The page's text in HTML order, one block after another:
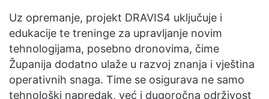
Uz opremanje, projekt DRAVIS4 uključuje i
edukacije te treninge za upravljanje novim
tehnologijama, posebno dronovima, čime
Županija dodatno ulaže u razvoj znanja i vještina
operativnih snaga. Time se osigurava ne samo
tehnološki napredak, već i dugoročna održivost